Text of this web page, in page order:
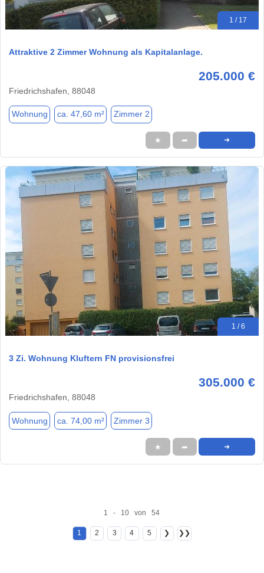
1 / 17
Attraktive 2 Zimmer Wohnung als Kapitalanlage.
205.000 €
Friedrichshafen, 88048
Wohnung ca. 47,60 m² Zimmer 2
★ ➦ ➜
1 / 6
3 Zi. Wohnung Kluftern FN provisionsfrei
305.000 €
Friedrichshafen, 88048
Wohnung ca. 74,00 m² Zimmer 3
★ ➦ ➜
1 - 10 von 54
1 2 3 4 5 ❯ ❯❯